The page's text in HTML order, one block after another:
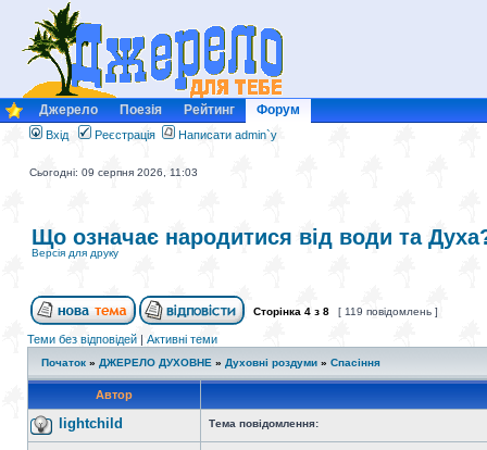
Джерело Поезія Рейтинг Форум
Вхід Реєстрація Написати admin`у
Сьогодні: 09 серпня 2026, 11:03
Що означає народитися від води та
Версія для друку
Сторінка 4 з 8 [ 119 повідомлень ]
Теми без відповідей | Активні теми
Початок » ДЖЕРЕЛО ДУХОВНЕ » Духовні роздуми » Спасіння
Автор
lightchild Тема повідомлення: